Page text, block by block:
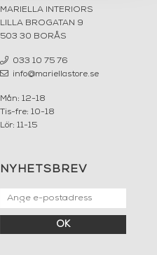
MARIELLA INTERIORS
LILLA BROGATAN 9
503 30 BORÅS
033 10 75 76
info@mariellastore.se
Mån: 12-18
Tis-fre: 10-18
Lör: 11-15
NYHETSBREV
OK